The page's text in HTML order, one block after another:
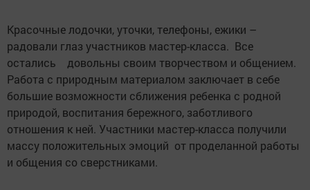
Красочные лодочки, уточки, телефоны, ежики –
радовали глаз участников мастер-класса. Все
остались довольны своим творчеством и общением.
Работа с природным материалом заключает в себе
большие возможности сближения ребенка с родной
природой, воспитания бережного, заботливого
отношения к ней. Участники мастер-класса получили
массу положительных эмоций от проделанной работы
и общения со сверстниками.